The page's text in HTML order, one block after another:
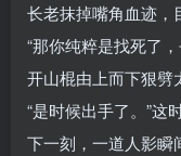
长老抹掉嘴角血迹，
“那你纯粹是找死了
开山棍由上而下狠劈
“是时候出手了。”这
下一刻，一道人影瞬